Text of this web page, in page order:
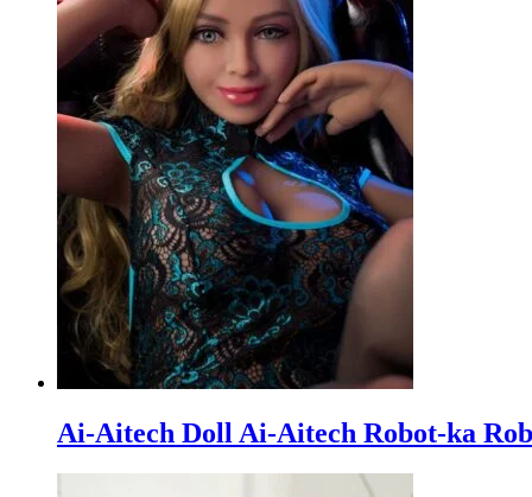
Ai-Aitech Doll Ai-Aitech Robot-ka